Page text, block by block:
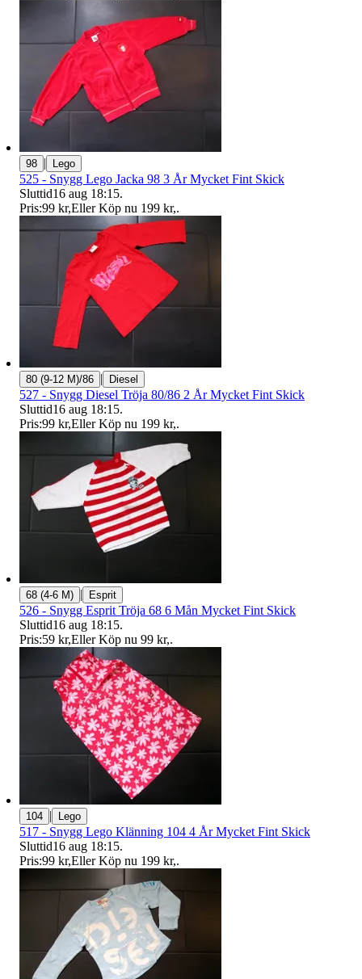
98 | Lego
525 - Snygg Lego Jacka 98 3 År Mycket Fint Skick
Sluttid16 aug 18:15.
Pris:99 kr,Eller Köp nu 199 kr,.
80 (9-12 M)/86 | Diesel
527 - Snygg Diesel Tröja 80/86 2 År Mycket Fint Skick
Sluttid16 aug 18:15.
Pris:99 kr,Eller Köp nu 199 kr,.
68 (4-6 M) | Esprit
526 - Snygg Esprit Tröja 68 6 Mån Mycket Fint Skick
Sluttid16 aug 18:15.
Pris:59 kr,Eller Köp nu 99 kr,.
104 | Lego
517 - Snygg Lego Klänning 104 4 År Mycket Fint Skick
Sluttid16 aug 18:15.
Pris:99 kr,Eller Köp nu 199 kr,.